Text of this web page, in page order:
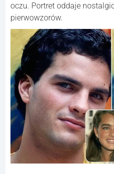
oczu. Portret oddaje
pierwowzorów.